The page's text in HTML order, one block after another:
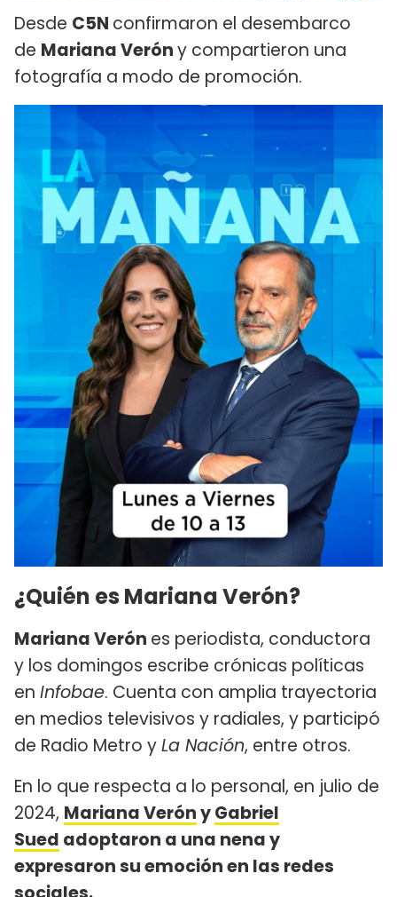
Desde C5N confirmaron el desembarco
de Mariana Veróny compartieron una
fotografía a modo de promoción.
¿Quién es Mariana Verón?
Mariana Verón es periodista, conductora
y los domingos escribe crónicas políticas
en Infobae. Cuenta con amplia trayectoria
en medios televisivos y radiales, y participó
de Radio Metro yLa Nación, entre otros.
En lo que respecta a lo personal, en julio de
2024, Mariana VerónyGabriel
Sued adoptaron a una nena y
expresaron su emoción en las redes